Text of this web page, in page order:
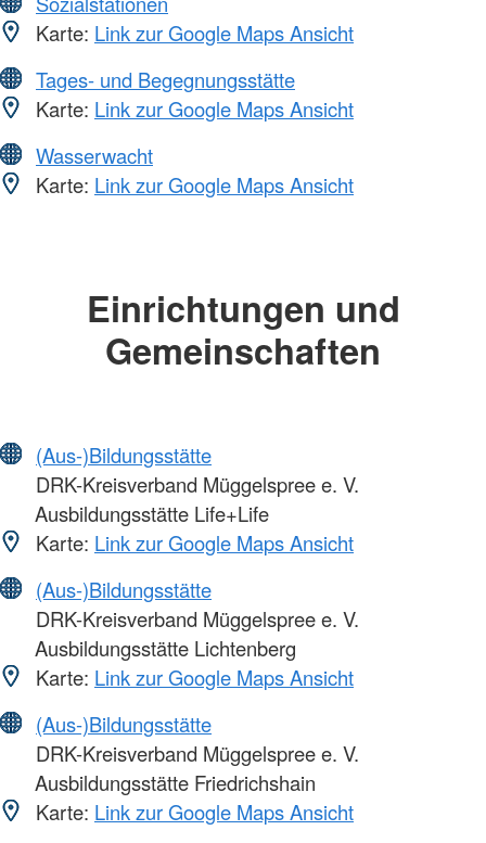
Karte: Link zur Google Maps Ansicht
Tages- und Begegnungsstätte
Karte: Link zur Google Maps Ansicht
Wasserwacht
Karte: Link zur Google Maps Ansicht
Einrichtungen und
Gemeinschaften
(Aus-)Bildungsstätte
DRK-Kreisverband Müggelspree e. V.
Ausbildungsstätte Life+Life
Karte: Link zur Google Maps Ansicht
(Aus-)Bildungsstätte
DRK-Kreisverband Müggelspree e. V.
Ausbildungsstätte Lichtenberg
Karte: Link zur Google Maps Ansicht
(Aus-)Bildungsstätte
DRK-Kreisverband Müggelspree e. V.
Ausbildungsstätte Friedrichshain
Karte: Link zur Google Maps Ansicht